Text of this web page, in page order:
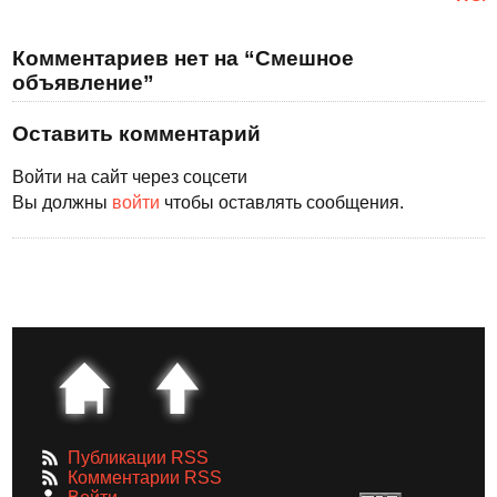
Комментариев нет на “Смешное
объявление”
Оставить комментарий
Войти на сайт через соцсети
Вы должны войти чтобы оставлять сообщения.
Публикации RSS
Комментарии RSS